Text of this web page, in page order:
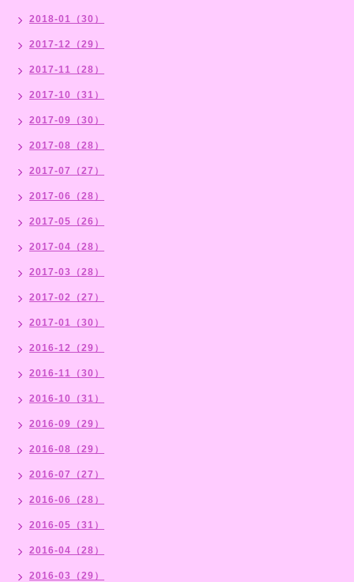
2018-01（30）
2017-12（29）
2017-11（28）
2017-10（31）
2017-09（30）
2017-08（28）
2017-07（27）
2017-06（28）
2017-05（26）
2017-04（28）
2017-03（28）
2017-02（27）
2017-01（30）
2016-12（29）
2016-11（30）
2016-10（31）
2016-09（29）
2016-08（29）
2016-07（27）
2016-06（28）
2016-05（31）
2016-04（28）
2016-03（29）